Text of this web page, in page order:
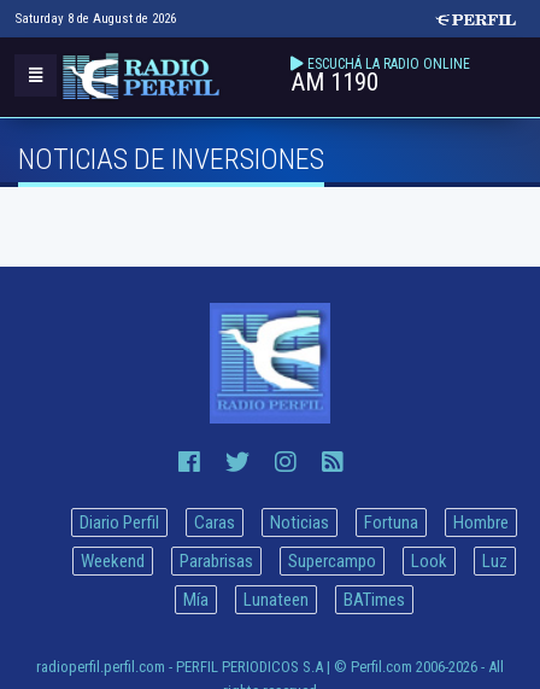
Saturday 8 de August de 2026
ESCUCHÁ LA RADIO ONLINE
AM 1190
NOTICIAS DE INVERSIONES
Diario Perfil Caras Noticias Fortuna
Hombre
Weekend
Parabrisas Supercampo Look
Luz
Mía
Lunateen BATimes
radioperfil.perfil.com - PERFIL PERIODICOS S.A | © Perfil.com 2006-2026 - All